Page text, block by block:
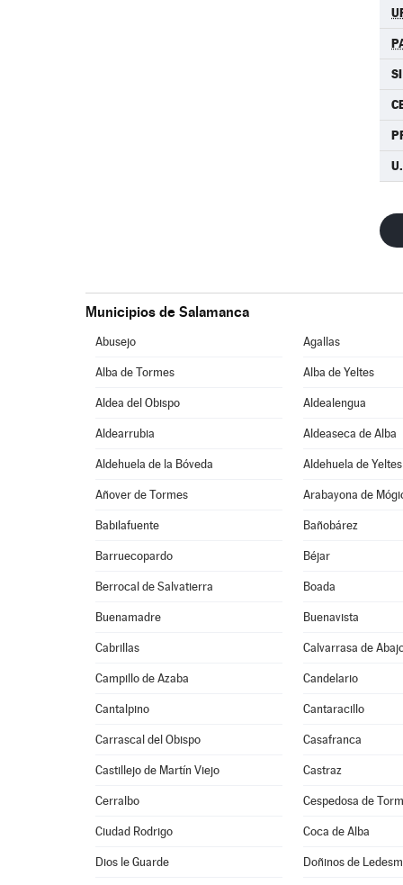
SI
Municipios de Salamanca
Abusejo Agallas
Alba de Tormes Alba de Yeltes
Aldea del Obispo Aldealengua
Aldearrubia Aldeaseca de Alba
Aldehuela de la Bóveda Aldehuela de Yeltes
Añover de Tormes Arabayona de
Babilafuente Bañobárez
Barruecopardo Béjar
Berrocal de Salvatierra Boada
Buenamadre Buenavista
Cabrillas Calvarrasa de
Campillo de Azaba Candelario
Cantalpino Cantaracillo
Carrascal del Obispo Casafranca
Castillejo de Martín Viejo Castraz
Cerralbo Cespedosa de
Ciudad Rodrigo Coca de Alba
Dios le Guarde Doñinos de